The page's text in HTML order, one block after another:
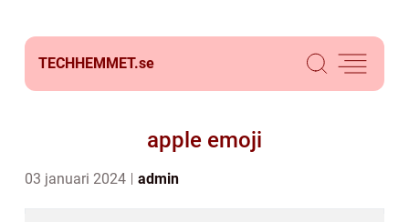
TECHHEMMET.se
apple emoji
03 januari 2024 admin